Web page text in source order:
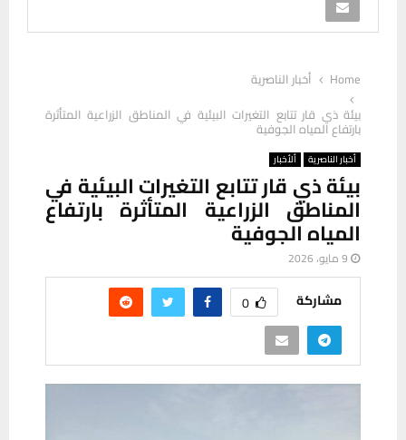
Home
أخبار الناصرية
بيئة ذي قار تتابع التغيرات البيئية في المناطق الزراعية المتأثرة
بارتفاع المياه الجوفية
أخبار الناصرية ألأخبار
بيئة ذي قار تتابع التغيرات البيئية في
المناطق الزراعية المتأثرة بارتفاع
المياه الجوفية
9 مايو، 2026
مشاركة 0